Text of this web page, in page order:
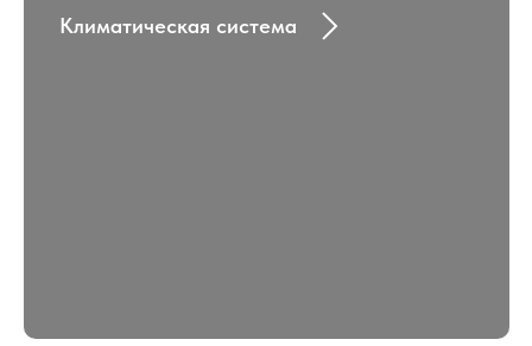
Климатическая система